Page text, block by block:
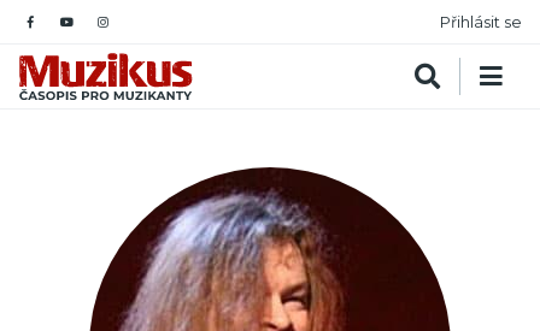
Přihlásit se